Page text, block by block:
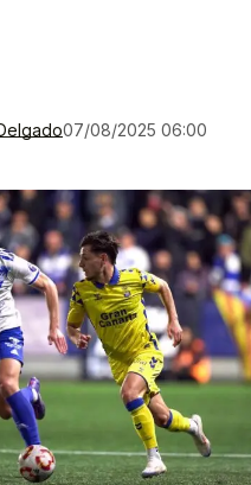
07/08/2025 06:00